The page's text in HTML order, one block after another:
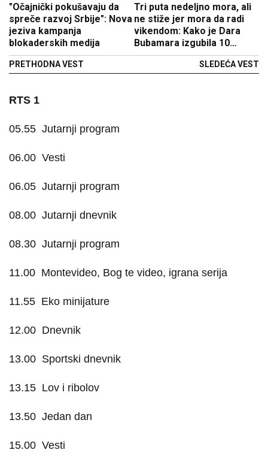
"Očajnički pokušavaju da
spreče razvoj Srbije": Nova
jeziva kampanja
blokaderskih medija
PRETHODNA VEST
Tri puta nedeljno mora, ali
ne stiže jer mora da radi
vikendom: Kako je Dara
Bubamara izgubila 10
kilograma za mesec dana
SLEDEĆA VEST
RTS 1
05.55 Jutarnji program
06.00 Vesti
06.05 Jutarnji program
08.00 Jutarnji dnevnik
08.30 Jutarnji program
11.00 Montevideo, Bog te video, igrana serija
11.55 Eko minijature
12.00 Dnevnik
13.00 Sportski dnevnik
13.15 Lov i ribolov
13.50 Jedan dan
15.00 Vesti